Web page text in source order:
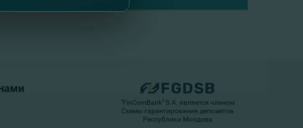
"FinComBank" S.A. является членом
Схемы гарантирования депозитов
Республики Молдова